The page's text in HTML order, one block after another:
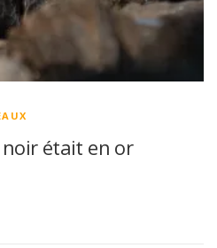
noir était en or